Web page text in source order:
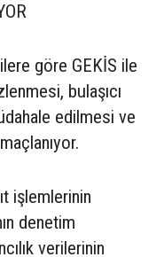
göre GEKİS ile
bulaşıcı
edilmesi ve
işlemlerinin
denetim
verilerinin